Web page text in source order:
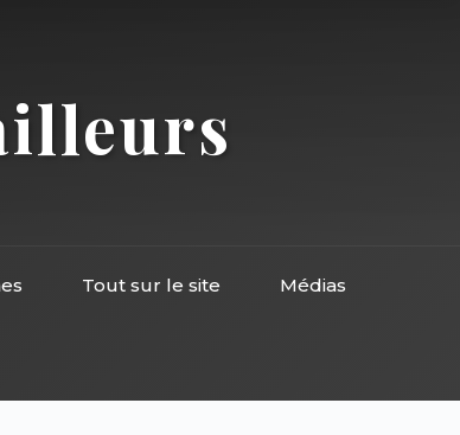
Tout sur le site Médias